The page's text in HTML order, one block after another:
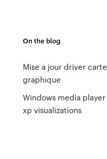
On the blog
Mise a jour driver carte
graphique
Windows media player
xp visualizations